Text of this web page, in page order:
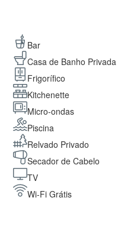
Bar
Casa de Banho Privada
Frigorífico
Kitchenette
Micro-ondas
Piscina
Relvado Privado
Secador de Cabelo
TV
Wi-Fi Grátis